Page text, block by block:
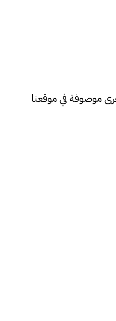
موصوفة في موقعنا